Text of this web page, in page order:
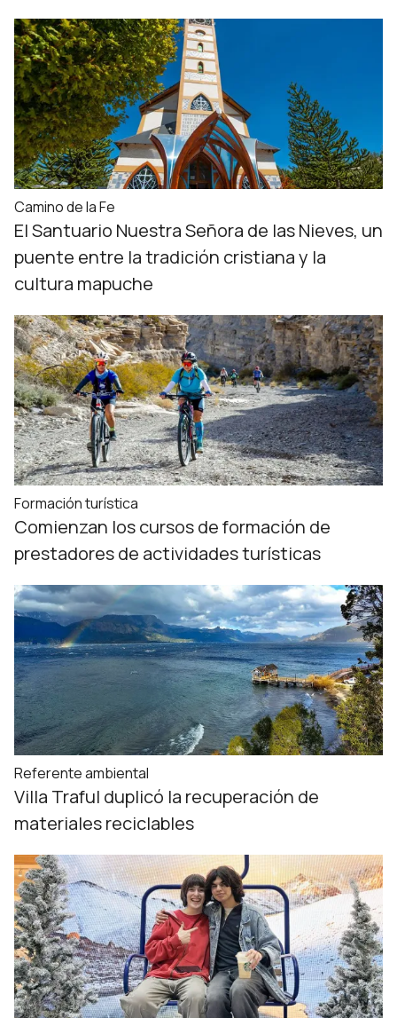
Camino de la Fe
El Santuario Nuestra Señora de las Nieves, un
puente entre la tradición cristiana y la
cultura mapuche
Formación turística
Comienzan los cursos de formación de
prestadores de actividades turísticas
Referente ambiental
Villa Traful duplicó la recuperación de
materiales reciclables